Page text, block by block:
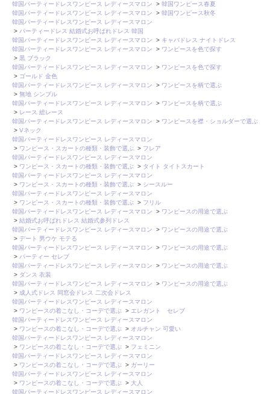
韓国パーティードレスワンピース レディースマロン
> 韓国ワンピース春夏
韓国パーティードレスワンピース レディースマロン
> 韓国ワンピース秋冬
韓国パーティードレスワンピース レディースマロン
> パーティードレス 結婚式お呼ばれドレス 韓国
韓国パーティードレスワンピース レディースマロン
> キャバドレス ナイトドレス
韓国パーティードレスワンピース レディースマロン
> ワンピースを色で探す
> 黒 ブラック
韓国パーティードレスワンピース レディースマロン
> ワンピースを色で探す
> ゴールド 金色
韓国パーティードレスワンピース レディースマロン
> ワンピースを柄で選ぶ
> 無地 シンプル
韓国パーティードレスワンピース レディースマロン
> ワンピースを柄で選ぶ
> レース 総レース
韓国パーティードレスワンピース レディースマロン
> ワンピースを襟・ショルダーで選ぶ
> Vネック
韓国パーティードレスワンピース レディースマロン
> ワンピース・スカートの種類・装飾で選ぶ > フレア
韓国パーティードレスワンピース レディースマロン
> ワンピース・スカートの種類・装飾で選ぶ > タイト タイトスカート
韓国パーティードレスワンピース レディースマロン
> ワンピース・スカートの種類・装飾で選ぶ > シースルー
韓国パーティードレスワンピース レディースマロン
> ワンピース・スカートの種類・装飾で選ぶ > フリル
韓国パーティードレスワンピース レディースマロン
> ワンピースの用途で選ぶ
> 結婚式お呼ばれドレス 結婚式参列ドレス
韓国パーティードレスワンピース レディースマロン
> ワンピースの用途で選ぶ
> デート 男ウケ モテる
韓国パーティードレスワンピース レディースマロン
> ワンピースの用途で選ぶ
> パーティー セレブ
韓国パーティードレスワンピース レディースマロン
> ワンピースの用途で選ぶ
> ダンス 衣装
韓国パーティードレスワンピース レディースマロン
> ワンピースの用途で選ぶ
> 成人式ドレス 同窓会ドレス 二次会ドレス
韓国パーティードレスワンピース レディースマロン
> ワンピースの着こなし・コーデで選ぶ > エレガント セレブ
韓国パーティードレスワンピース レディースマロン
> ワンピースの着こなし・コーデで選ぶ > オルチャン 可愛い
韓国パーティードレスワンピース レディースマロン
> ワンピースの着こなし・コーデで選ぶ > フェミニン
韓国パーティードレスワンピース レディースマロン
> ワンピースの着こなし・コーデで選ぶ > ガーリー
韓国パーティードレスワンピース レディースマロン
> ワンピースの着こなし・コーデで選ぶ > 大人
韓国パーティードレスワンピース レディースマロン